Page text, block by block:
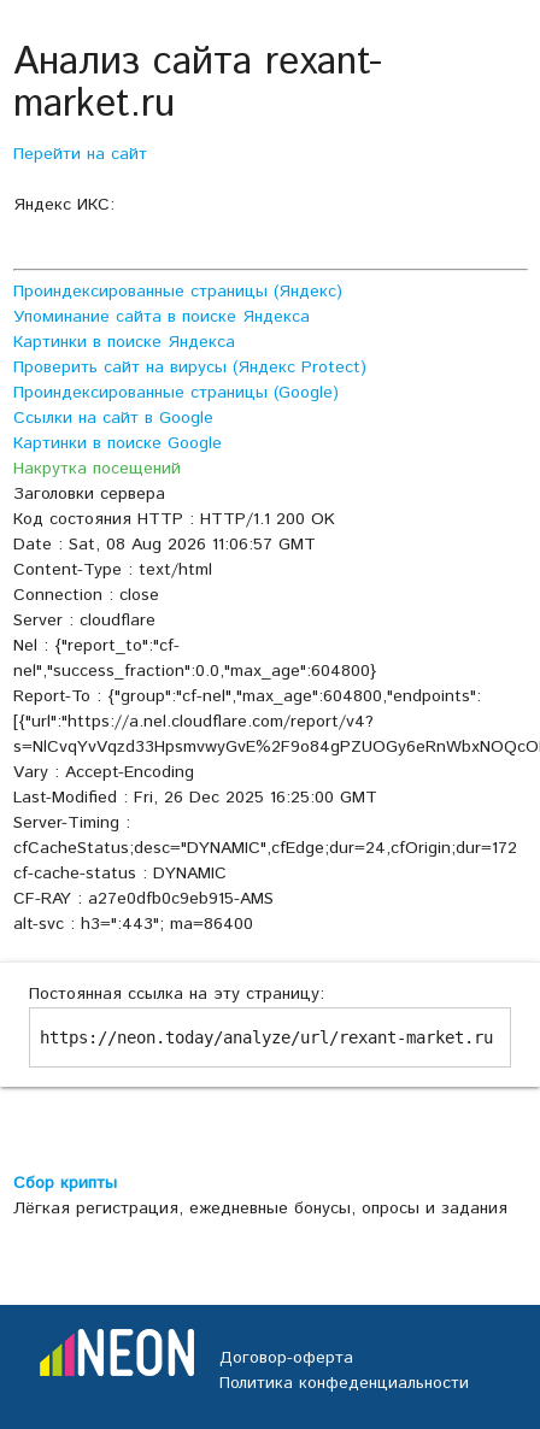
Анализ сайта rexant-
market.ru
Перейти на сайт
Яндекс ИКС:
Проиндексированные страницы (Яндекс)
Упоминание сайта в поиске Яндекса
Картинки в поиске Яндекса
Проверить сайт на вирусы (Яндекс Protect)
Проиндексированные страницы (Google)
Ссылки на сайт в Google
Картинки в поиске Google
Накрутка посещений
Заголовки сервера
Код состояния HTTP : HTTP/1.1 200 OK
Date : Sat, 08 Aug 2026 11:06:57 GMT
Content-Type : text/html
Connection : close
Server : cloudflare
Nel : {"report_to":"cf-
nel","success_fraction":0.0,"max_age":604800}
Report-To : {"group":"cf-nel","max_age":604800,"endpoints":
[{"url":"https://a.nel.cloudflare.com/report/v4?
Vary : Accept-Encoding
Last-Modified : Fri, 26 Dec 2025 16:25:00 GMT
Server-Timing :
cfCacheStatus;desc="DYNAMIC",cfEdge;dur=24,cfOrigin;dur=172
cf-cache-status : DYNAMIC
CF-RAY : a27e0dfb0c9eb915-AMS
alt-svc : h3=":443"; ma=86400
Постоянная ссылка на эту страницу:
https://neon.today/analyze/url/rexant-market.ru
Сбор крипты
Лёгкая регистрация, ежедневные бонусы, опросы и задания
Договор-оферта
Политика конфеденциальности